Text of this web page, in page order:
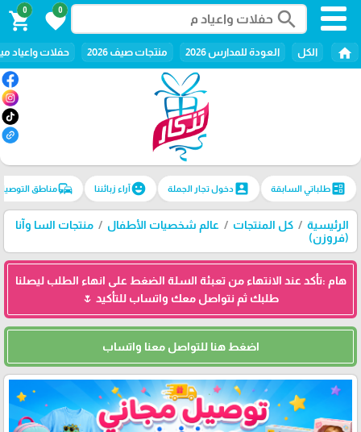
search
0
favorite
0
shopping_cart
home الكل العودة للمدارس 2026 منتجات صيف 2026 حفلات واعياد
ballotطلباتي السابقة account_boxدخول تجار الجملة emoji_emotionsآراء زبائننا commuteمناطق
الرئيسية كل المنتجات عالم شخصيات الأطفال
منتجات السا وآنا
(فروزن)
هام :تأكد عند الانتهاء من تعبئة السلة الضغط على انهاء الطلب ليصلنا
طلبك ثم نتواصل معك واتساب للتأكيد 🌷
اضغط هنا للتواصل معنا واتساب